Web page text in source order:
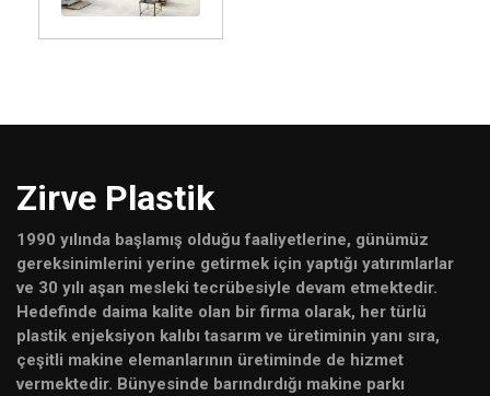
Zirve Plastik
1990 yılında başlamış olduğu faaliyetlerine, günümüz
gereksinimlerini yerine getirmek için yaptığı yatırımlarlar
ve 30 yılı aşan mesleki tecrübesiyle devam etmektedir.
Hedefinde daima kalite olan bir firma olarak, her türlü
plastik enjeksiyon kalıbı tasarım ve üretiminin yanı sıra,
çeşitli makine elemanlarının üretiminde de hizmet
vermektedir. Bünyesinde barındırdığı makine parkı